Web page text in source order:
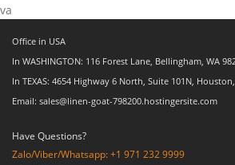
va
Office in USA
In WASHINGTON: 116 Forest Lane, Bellingham, WA
In TEXAS: 4654 Highway 6 North, Suite 101N,
Email: sales@linen-goat-798200.hostingersite.com
Have Questions?
Zalo/Viber/Whatsapp: +1 971 232 9999